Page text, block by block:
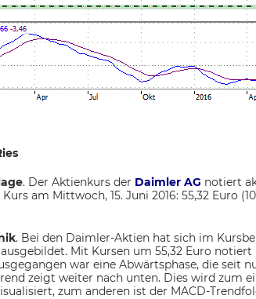
. Der Aktienkurs der Daimler AG notiert
am Mittwoch, 15. Juni 2016: 55,32 Euro
. Bei den Daimler-Aktien hat sich im
Mit Kursen um 55,32 Euro
war eine Abwärtsphase, die seit
zeigt weiter nach unten. Dies wird zum
zum anderen ist der MACD-